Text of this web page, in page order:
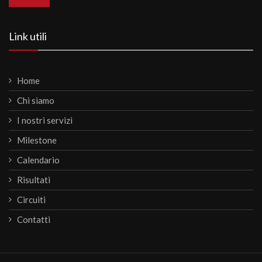
Link utili
Home
Chi siamo
I nostri servizi
Milestone
Calendario
Risultati
Circuiti
Contatti